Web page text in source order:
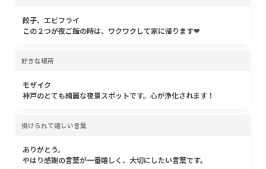
餃子、エビフライ
この２つが夜ご飯の時は、ワクワクして家に帰ります❤︎
好きな場所
モザイク
神戸のとても綺麗な夜景スポットです。心が浄化されます！
掛けられて嬉しい言葉
ありがとう。
やはり感謝の言葉が一番嬉しく、大切にしたい言葉です。